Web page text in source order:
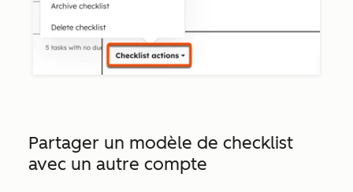
Partager un modèle de checklist
avec un autre compte